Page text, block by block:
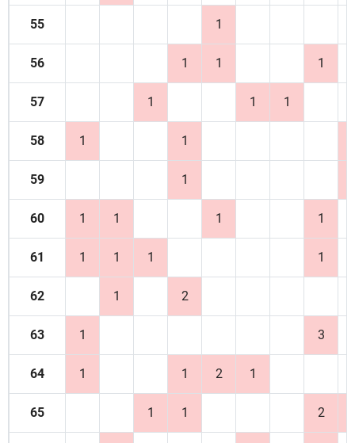
55 1
56 1 1 1
57 1 1 1
58 1 1
59 1
60 1 1 1 1
61 1 1 1 1
62 1 2
63 1 3
64 1 1 2 1
65 1 1 2